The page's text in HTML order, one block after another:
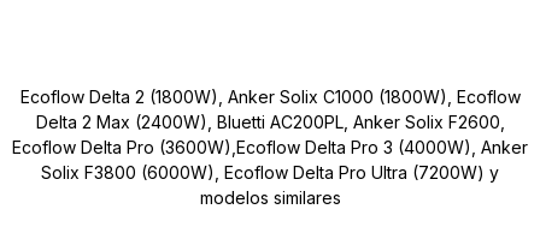
Ecoflow Delta 2 (1800W), Anker Solix C1000 (1800W), Ecoflow
Delta 2 Max (2400W), Bluetti AC200PL, Anker Solix F2600,
Ecoflow Delta Pro (3600W),Ecoflow Delta Pro 3 (4000W), Anker
Solix F3800 (6000W), Ecoflow Delta Pro Ultra (7200W) y
modelos similares